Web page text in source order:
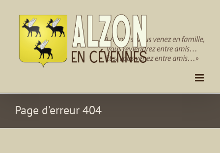
contenu
Page d'erreur 404